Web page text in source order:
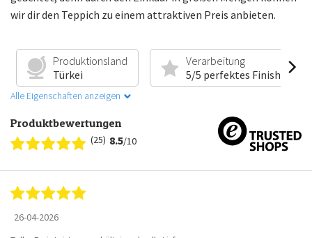
wir dir den Teppich zu einem attraktiven Preis anbieten.
Produktionsland
Türkei
Verarbeitung
5/5 perfektes Finish
Alle Eigenschaften anzeigen
Produktbewertungen
(25) 8.5/10
26-04-2026